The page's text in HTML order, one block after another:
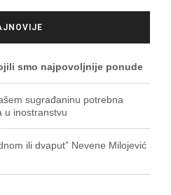
smo najpovoljnije ponude
sugrađaninu potrebna
u inostranstvu
ili dvaput” Nevene Milojević